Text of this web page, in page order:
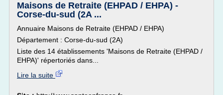
Maisons de Retraite (EHPAD / EHPA) -
Corse-du-sud (2A ...
Annuaire Maisons de Retraite (EHPAD / EHPA)
Département : Corse-du-sud (2A)
Liste des 14 établissements 'Maisons de Retraite (EHPAD /
EHPA)' répertoriés dans...
Lire la suite